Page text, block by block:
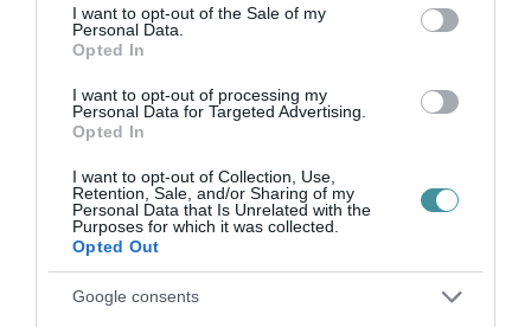
consent section.
I want to opt-out of the Sale of my
Personal Data.
Opted In
I want to opt-out of processing my
Personal Data for Targeted Advertising.
Opted In
I want to opt-out of Collection, Use,
Retention, Sale, and/or Sharing of my
Personal Data that Is Unrelated with the
Purposes for which it was collected.
Opted Out
Google consents
2026. augusztus 08 Mindenki ügye
BAKA ANDRÁST JELÖLI KÖZTÁRSASÁGI
ELNÖKNEK A TISZA